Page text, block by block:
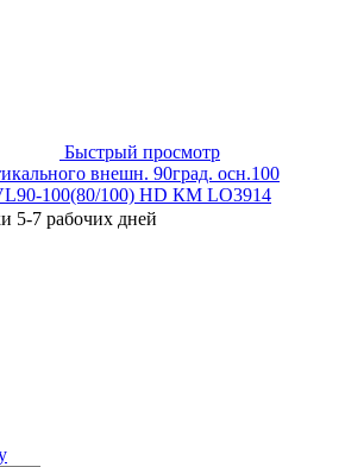
Быстрый просмотр
внешн. 90град. осн.100
100(80/100) HD КМ LO3914
5-7 рабочих дней